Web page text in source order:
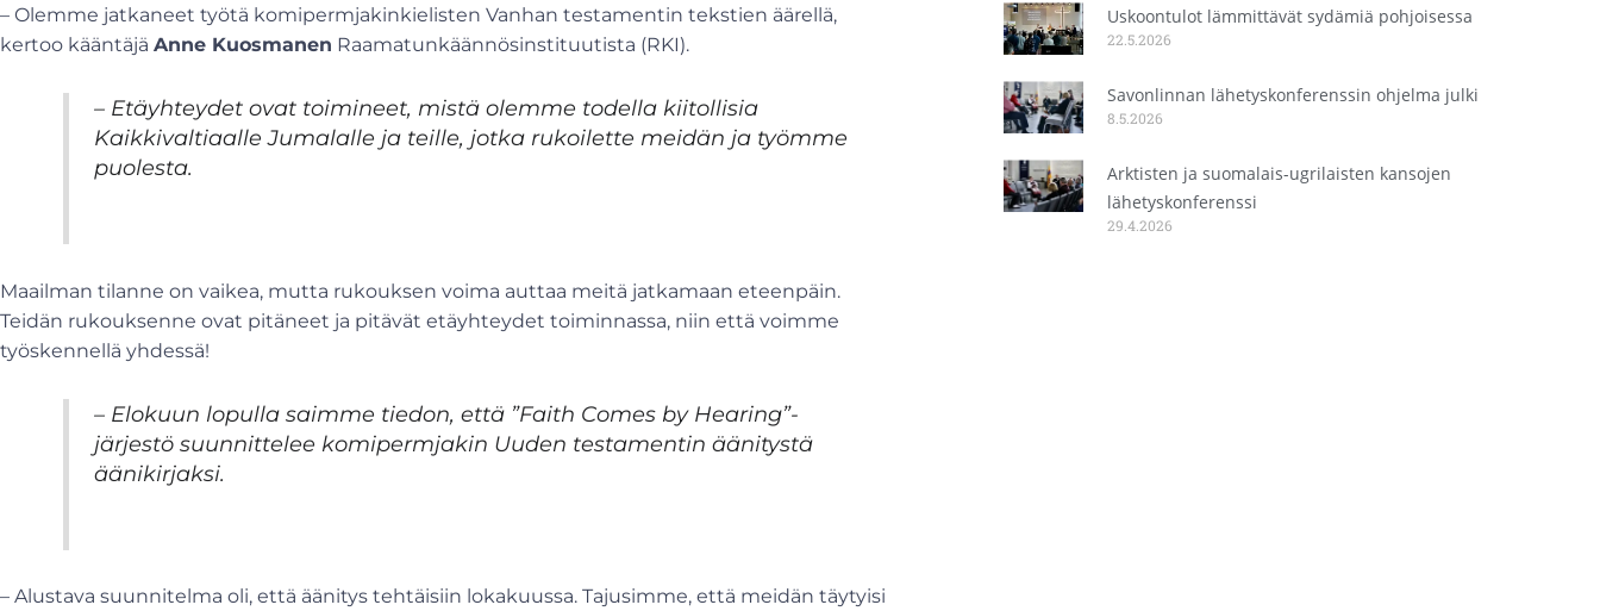
– Olemme jatkaneet työtä komipermjakinkielisten Vanhan testamentin tekstien äärellä,
kertoo kääntäjä Anne Kuosmanen Raamatunkäännösinstituutista (RKI).
– Etäyhteydet ovat toimineet, mistä olemme todella kiitollisia
Kaikkivaltiaalle Jumalalle ja teille, jotka rukoilette meidän ja työmme
puolesta.
Maailman tilanne on vaikea, mutta rukouksen voima auttaa meitä jatkamaan eteenpäin.
Teidän rukouksenne ovat pitäneet ja pitävät etäyhteydet toiminnassa, niin että voimme
työskennellä yhdessä!
– Elokuun lopulla saimme tiedon, että ”Faith Comes by Hearing”-
järjestö suunnittelee komipermjakin Uuden testamentin äänitystä
äänikirjaksi.
– Alustava suunnitelma oli, että äänitys tehtäisiin lokakuussa. Tajusimme, että meidän täytyisi
Uskoontulot lämmittävät sydämiä pohjoisessa
22.5.2026
Savonlinnan lähetyskonferenssin ohjelma julki
8.5.2026
Arktisten ja suomalais-ugrilaisten kansojen
lähetyskonferenssi
29.4.2026